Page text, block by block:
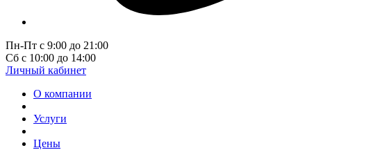
Пн-Пт с 9:00 до 21:00
Сб с 10:00 до 14:00
Личный кабинет
О компании
Услуги
Цены